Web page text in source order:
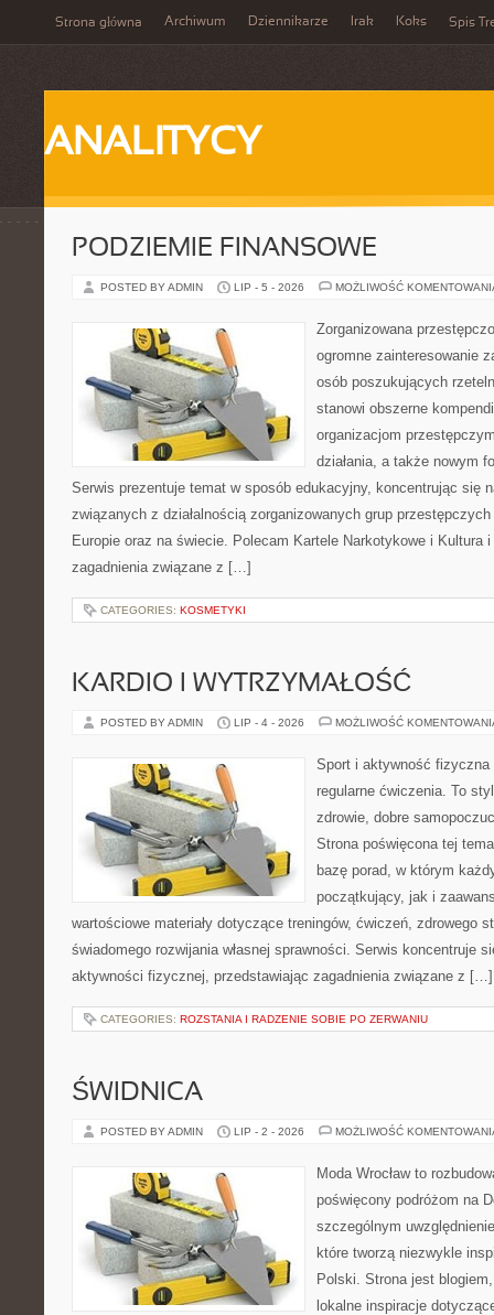
Strona główna Archiwum Dziennikarze Irak Koks Spis
ANALITYCY
PODZIEMIE FINANSOWE
POSTED BY ADMIN LIP - 5 - 2026 MOŻLIWOŚĆ
Zorganizowana
ogromne zainteresowanie
osób poszukujących
stanowi obszerne
organizacjom
działania, a także nowym
Serwis prezentuje temat w sposób edukacyjny, koncentrując się
związanych z działalnością zorganizowanych grup
Europie oraz na świecie. Polecam Kartele Narkotykowe i Kultura
zagadnienia związane z […]
CATEGORIES: KOSMETYKI
KARDIO I WYTRZYMAŁOŚĆ
POSTED BY ADMIN LIP - 4 - 2026 MOŻLIWOŚĆ
Sport i aktywność
regularne ćwiczenia. To
zdrowie, dobre
Strona poświęcona tej
bazę porad, w którym
początkujący, jak i
wartościowe materiały dotyczące treningów, ćwiczeń, zdrowego
świadomego rozwijania własnej sprawności. Serwis koncentruje
aktywności fizycznej, przedstawiając zagadnienia związane z […]
CATEGORIES: ROZSTANIA I RADZENIE SOBIE PO ZERWANIU
ŚWIDNICA
POSTED BY ADMIN LIP - 2 - 2026 MOŻLIWOŚĆ
Moda Wrocław to
poświęcony podróżom na
szczególnym
które tworzą niezwykle
Polski. Strona jest
lokalne inspiracje